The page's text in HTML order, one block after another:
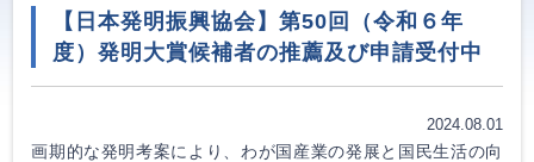
【日本発明振興協会】第50回（令和６年
度）発明大賞候補者の推薦及び申請受付中
2024.08.01
画期的な発明考案により、わが国産業の発展と国民生活の向